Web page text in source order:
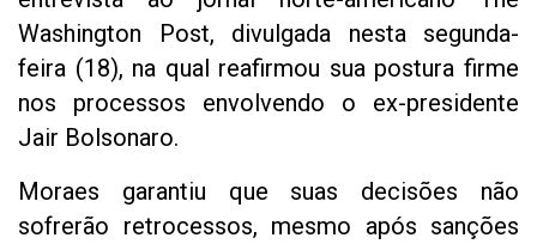
Washington Post, divulgada nesta segunda-
feira (18), na qual reafirmou sua postura firme
nos processos envolvendo o ex-presidente
Jair Bolsonaro.
Moraes garantiu que suas decisões não
sofrerão retrocessos, mesmo após sanções